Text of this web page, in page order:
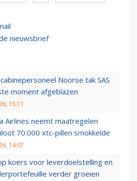
nieuwsbrief
Noorse tak SAS
moment afgeblazen
15:11
Airlines neemt maatregelen
70.000 xtc-pillen smokkelde
14:07
koers voor leverdoelstelling en
verder groeien